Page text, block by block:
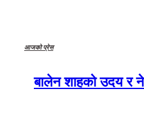
आजको प्रेस
बालेन शाहको उदय र